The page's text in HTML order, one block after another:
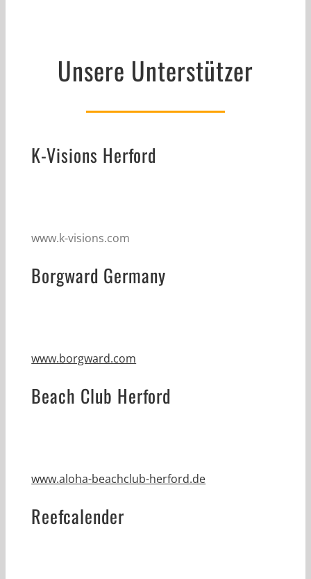
Unsere Unterstützer
K-Visions Herford
www.k-visions.com
Borgward Germany
www.borgward.com
Beach Club Herford
www.aloha-beachclub-herford.de
Reefcalender